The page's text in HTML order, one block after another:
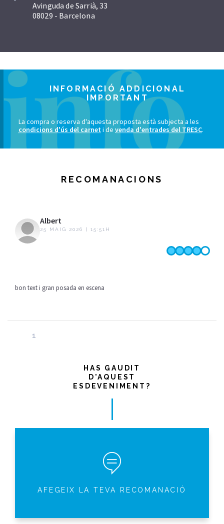
Avinguda de Sarrià, 33
08029 - Barcelona
INFORMACIÓ ADDICIONAL
IMPORTANT
La compra o reserva d'aquesta proposta està subjecta a les
condicions d'ús del carneti de venda d'entrades del TRESC.
RECOMANACIONS
Albert
25 MAIG 2026 | 15:51H
bon text i gran posada en escena
1
HAS GAUDIT
D'AQUEST
ESDEVENIMENT?
AFEGEIX LA TEVA RECOMANACIÓ